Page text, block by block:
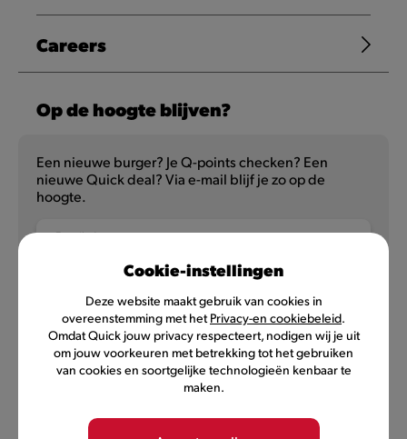
Careers
Op de hoogte blijven?
Een nieuwe burger? Je Q-points checken? Een
nieuwe Quick deal? Via e-mail blijf je zo op de
hoogte.
E-mailadres
NL
Voorwaarden MyQuick
Cookievoorkeuren
Cookie-instellingen
Deze website maakt gebruik van cookies in
overeenstemming met het Privacy-en cookiebeleid.
Omdat Quick jouw privacy respecteert, nodigen wij je uit
om jouw voorkeuren met betrekking tot het gebruiken
van cookies en soortgelijke technologieën kenbaar te
maken.